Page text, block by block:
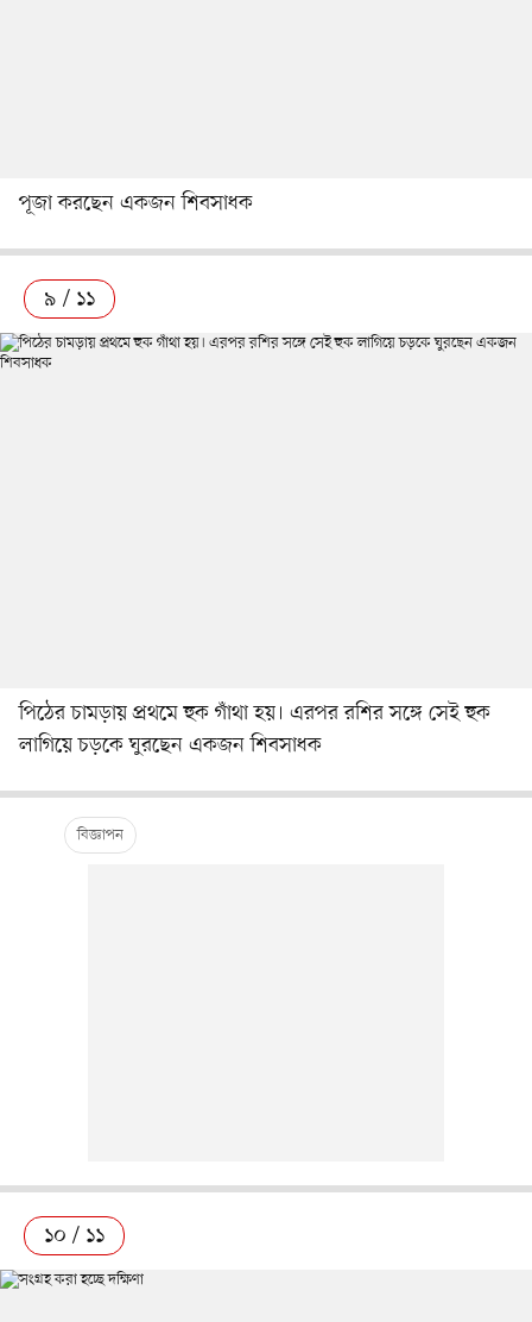
পূজা করছেন একজন শিবসাধক
৯ / ১১
পিঠের চামড়ায় প্রথমে হুক গাঁথা হয়। এরপর রশির সঙ্গে সেই হুক
লাগিয়ে চড়কে ঘুরছেন একজন শিবসাধক
১০ / ১১